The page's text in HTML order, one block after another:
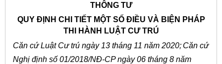
THÔNG TƯ
QUY ĐỊNH CHI TIẾT MỘT SỐ ĐIỀU VÀ BIỆN PHÁP
THI HÀNH LUẬT CƯ TRÚ
Căn cứ Luật Cư trú ngày 13 tháng 11 năm 2020; Căn cứ
Nghị định số 01/2018/NĐ-CP ngày 06 tháng 8 năm